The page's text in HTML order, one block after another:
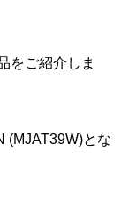
をご紹介しま
(MJAT39W)とな